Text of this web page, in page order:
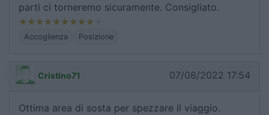
parti ci torneremo sicuramente. Consigliato.
Accoglienza Posizione
Cristino71 07/08/2022 17:54
Ottima area di sosta per spezzare il viaggio.